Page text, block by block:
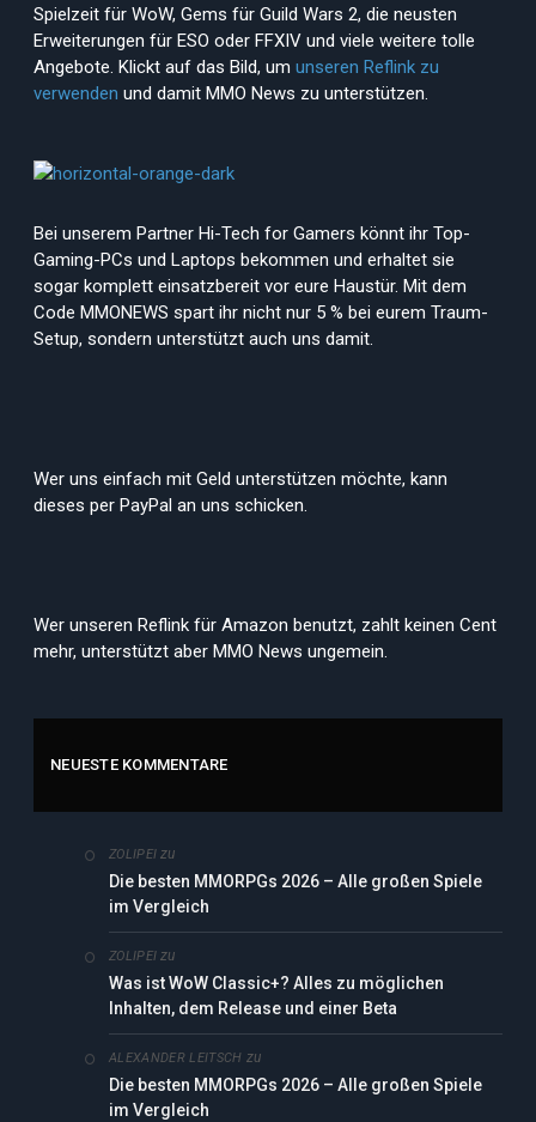
Spielzeit für WoW, Gems für Guild Wars 2, die neusten
Erweiterungen für ESO oder FFXIV und viele weitere tolle
Angebote. Klickt auf das Bild, um unseren Reflink zu
verwenden und damit MMO News zu unterstützen.
Bei unserem Partner Hi-Tech for Gamers könnt ihr Top-
Gaming-PCs und Laptops bekommen und erhaltet sie
sogar komplett einsatzbereit vor eure Haustür. Mit dem
Code MMONEWS spart ihr nicht nur 5 % bei eurem Traum-
Setup, sondern unterstützt auch uns damit.
Wer uns einfach mit Geld unterstützen möchte, kann
dieses per PayPal an uns schicken.
Wer unseren Reflink für Amazon benutzt, zahlt keinen Cent
mehr, unterstützt aber MMO News ungemein.
NEUESTE KOMMENTARE
ZOLIPEI zu
Die besten MMORPGs 2026 – Alle großen Spiele
im Vergleich
ZOLIPEI zu
Was ist WoW Classic+? Alles zu möglichen
Inhalten, dem Release und einer Beta
ALEXANDER LEITSCH zu
Die besten MMORPGs 2026 – Alle großen Spiele
im Vergleich